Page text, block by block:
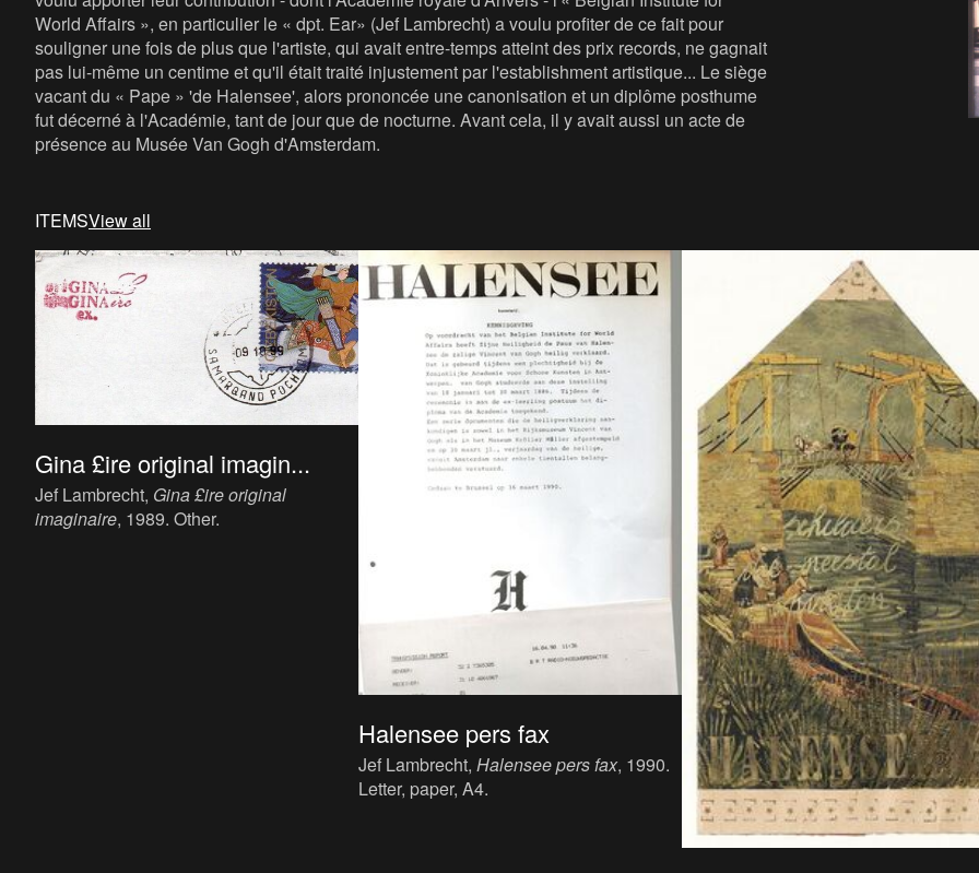
World Affairs », en particulier le « dpt. Ear» (Jef Lambrecht) a voulu profiter de ce fait pour
souligner une fois de plus que l'artiste, qui avait entre-temps atteint des prix records, ne gagnait
pas lui-même un centime et qu'il était traité injustement par l'establishment artistique... Le siège
vacant du « Pape » 'de Halensee', alors prononcée une canonisation et un diplôme posthume
fut décerné à l'Académie, tant de jour que de nocturne. Avant cela, il y avait aussi un acte de
présence au Musée Van Gogh d'Amsterdam.
ITEMSView all
Gina £ire original imagin...
Jef Lambrecht, Gina £ire original
imaginaire, 1989. Other.
Halensee pers fax
Jef Lambrecht, Halensee pers fax, 1990.
Letter, paper, A4.